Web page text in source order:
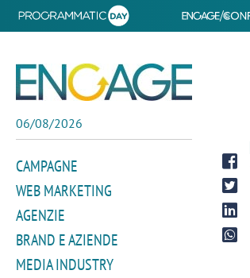
06/08/2026
CAMPAGNE
WEB MARKETING
AGENZIE
BRAND E AZIENDE
MEDIA INDUSTRY